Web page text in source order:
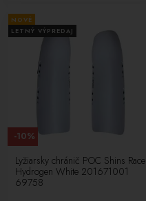
NOVÉ
LETNÝ VÝPREDAJ
Lyžiarsky chránič POC Shins Race
Hydrogen White 201671001
69758
-10%